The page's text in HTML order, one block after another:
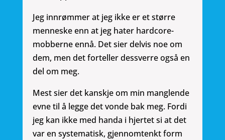
Jeg innrømmer at jeg ikke er et større
menneske enn at jeg hater hardcore-
mobberne ennå. Det sier delvis noe om
dem, men det forteller dessverre også en
del om meg.
Mest sier det kanskje om min manglende
evne til å legge det vonde bak meg. Fordi
jeg kan ikke med handa i hjertet si at det
var en systematisk, gjennomtenkt form